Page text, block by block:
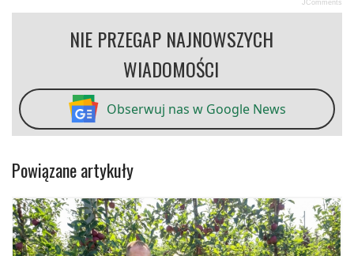
JComments
NIE PRZEGAP NAJNOWSZYCH
WIADOMOŚCI
Obserwuj nas w Google News
Powiązane artykuły